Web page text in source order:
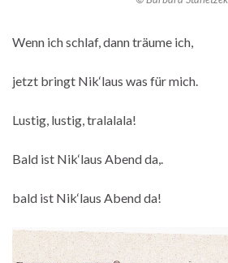
Wenn ich schlaf, dann träume ich,
jetzt bringt Nik‘laus was für mich.
Lustig, lustig, tralalala!
Bald ist Nik‘laus Abend da,.
bald ist Nik‘laus Abend da!